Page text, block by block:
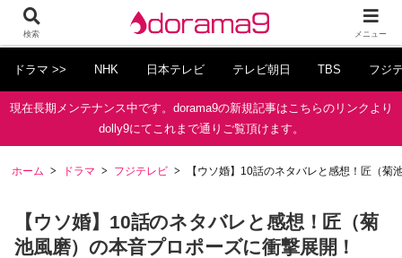
ドラマ >> NHK 日本テレビ テレビ朝日 TBS フジ
現在長期メンテナンス中です。dorama9の新規記事はこちらのリンクより
dolly9にてこれまで通りご覧頂けます。
ホーム ドラマ フジテレビ 【ウソ婚】10話のネタバレと感想！匠（
【ウソ婚】10話のネタバレと感想！匠（菊
池風磨）の本音プロポーズに衝撃展開！
検索 メニュー